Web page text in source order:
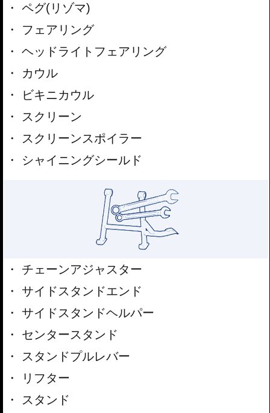
ペグ(リゾマ)
フェアリング
ヘッドライトフェアリング
カウル
ビキニカウル
スクリーン
スクリーンスポイラー
シャイニングシールド
チェーンアジャスター
サイドスタンドエンド
サイドスタンドヘルパー
センタースタンド
スタンドプルレバー
リフター
スタンド